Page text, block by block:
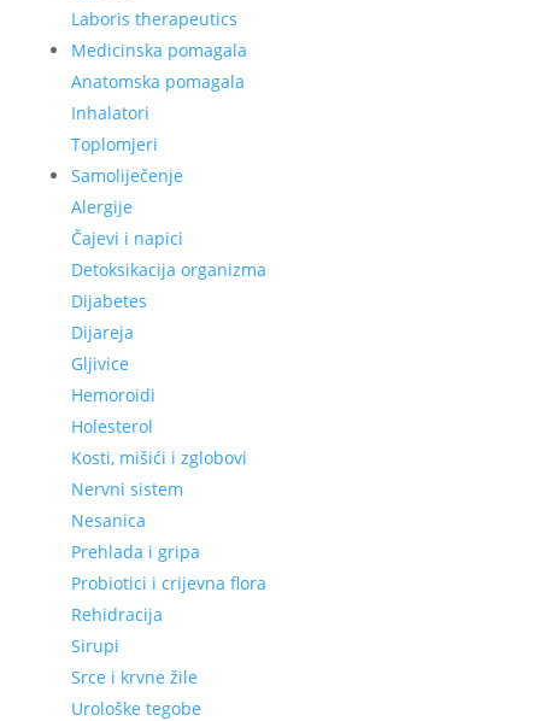
Laboris therapeutics
Medicinska pomagala
Anatomska pomagala
Inhalatori
Toplomjeri
Samoliječenje
Alergije
Čajevi i napici
Detoksikacija organizma
Dijabetes
Dijareja
Gljivice
Hemoroidi
Holesterol
Kosti, mišići i zglobovi
Nervni sistem
Nesanica
Prehlada i gripa
Probiotici i crijevna flora
Rehidracija
Sirupi
Srce i krvne žile
Urološke tegobe